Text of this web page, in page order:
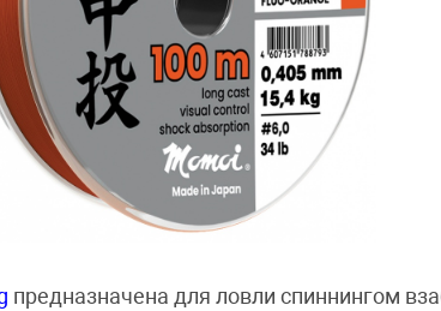
предназначена для ловли спиннингом